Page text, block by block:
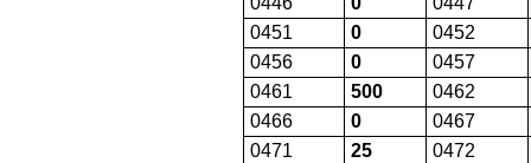
0451
0
0452
0456
0
0457
0461
500
0462
0466
0
0467
0471
25
0472